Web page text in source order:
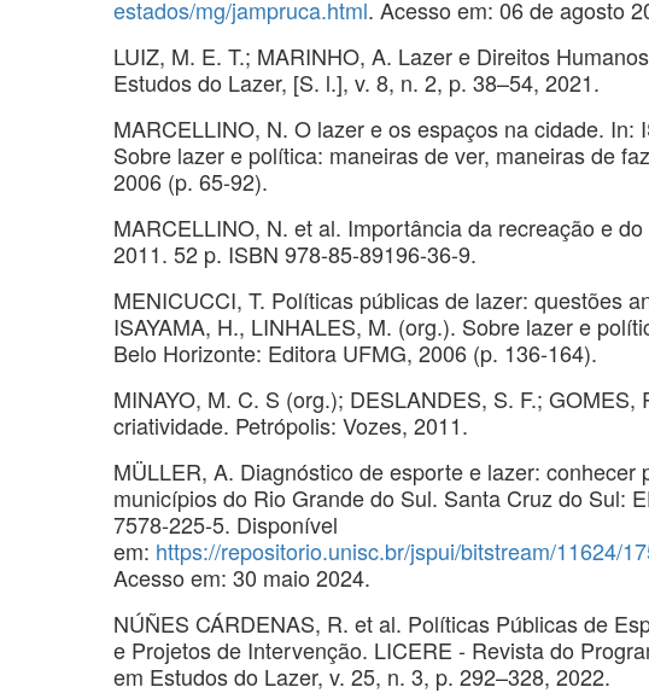
estados/mg/jampruca.html. Acesso em: 06 de agosto
LUIZ, M. E. T.; MARINHO, A. Lazer e Direitos
Estudos do Lazer, [S. l.], v. 8, n. 2, p. 38–54, 2021.
MARCELLINO, N. O lazer e os espaços na cidade. In:
Sobre lazer e política: maneiras de ver, maneiras de
2006 (p. 65-92).
MARCELLINO, N. et al. Importância da recreação e
2011. 52 p. ISBN 978-85-89196-36-9.
MENICUCCI, T. Políticas públicas de lazer: questões
ISAYAMA, H., LINHALES, M. (org.). Sobre lazer e
Belo Horizonte: Editora UFMG, 2006 (p. 136-164).
MINAYO, M. C. S (org.); DESLANDES, S. F.;
criatividade. Petrópolis: Vozes, 2011.
MÜLLER, A. Diagnóstico de esporte e lazer: conhecer
municípios do Rio Grande do Sul. Santa Cruz do Sul:
7578-225-5. Disponível
em: https://repositorio.unisc.br/jspui/bitstream/11624/
Acesso em: 30 maio 2024.
NÚÑES CÁRDENAS, R. et al. Políticas Públicas de
e Projetos de Intervenção. LICERE - Revista do
em Estudos do Lazer, v. 25, n. 3, p. 292–328, 2022.